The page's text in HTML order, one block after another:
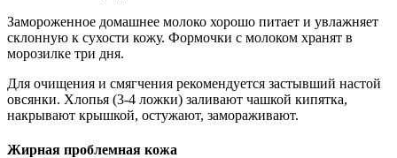
Замороженное домашнее молоко хорошо питает и увлажняет
склонную к сухости кожу. Формочки с молоком хранят в
морозилке три дня.
Для очищения и смягчения рекомендуется застывший настой
овсянки. Хлопья (3-4 ложки) заливают чашкой кипятка,
накрывают крышкой, остужают, замораживают.
Жирная проблемная кожа